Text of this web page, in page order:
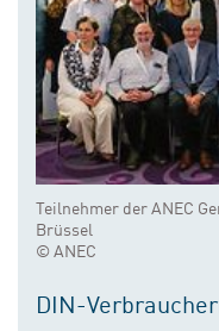
Teilnehmer der ANEC
Brüssel
© ANEC
DIN-